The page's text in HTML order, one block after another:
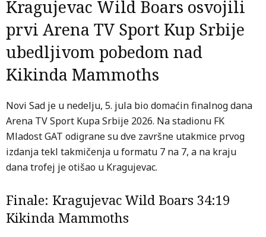
Kragujevac Wild Boars osvojili
prvi Arena TV Sport Kup Srbije
ubedljivom pobedom nad
Kikinda Mammoths
Novi Sad je u nedelju, 5. jula bio domaćin finalnog dana
Arena TV Sport Kupa Srbije 2026. Na stadionu FK
Mladost GAT odigrane su dve završne utakmice prvog
izdanja tekl takmičenja u formatu 7 na 7, a na kraju
dana trofej je otišao u Kragujevac.
Finale: Kragujevac Wild Boars 34:19
Kikinda Mammoths